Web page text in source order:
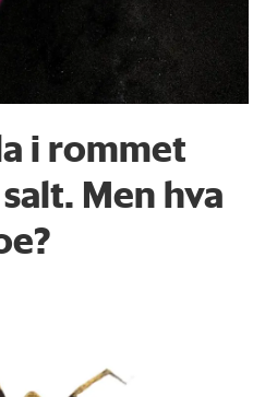
i rommet
Men hva